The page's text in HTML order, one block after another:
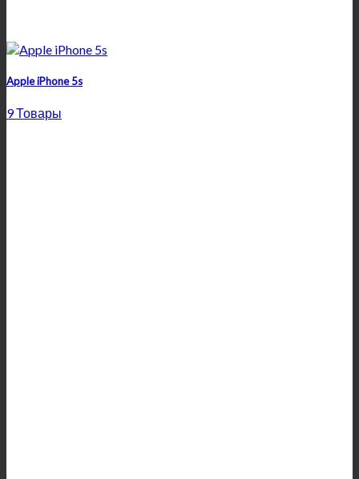
Apple iPhone 5s
9 Товары